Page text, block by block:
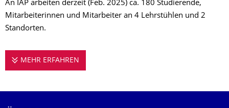
An IAP arbeiten derzeit (Feb. 2025) ca. 180 Studierende,
Mitarbeiterinnen und Mitarbeiter an 4 Lehrstühlen und 2
Standorten.
MEHR ERFAHREN